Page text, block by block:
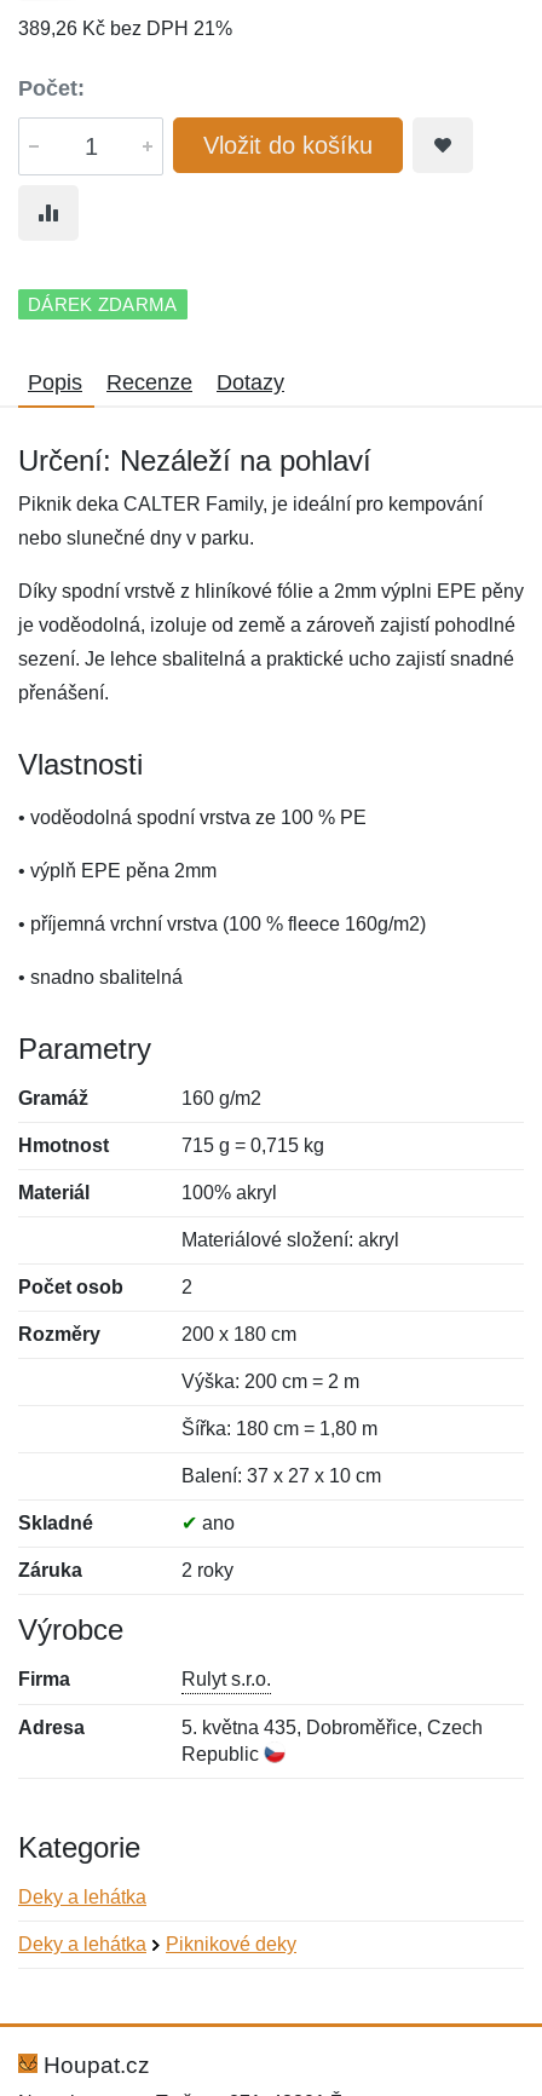
389,26 Kč bez DPH 21%
Počet:
Vložit do košíku
DÁREK ZDARMA
Popis Recenze Dotazy
Určení: Nezáleží na pohlaví
Piknik deka CALTER Family, je ideální pro kempování
nebo slunečné dny v parku.
Díky spodní vrstvě z hliníkové fólie a 2mm výplni EPE pěny
je voděodolná, izoluje od země a zároveň zajistí pohodlné
sezení. Je lehce sbalitelná a praktické ucho zajistí snadné
přenášení.
Vlastnosti
• voděodolná spodní vrstva ze 100 % PE
• výplň EPE pěna 2mm
• příjemná vrchní vrstva (100 % fleece 160g/m2)
• snadno sbalitelná
Parametry
Gramáž 160 g/m2
Hmotnost 715 g = 0,715 kg
Materiál 100% akryl
Materiálové složení: akryl
Počet osob 2
Rozměry 200 x 180 cm
Výška: 200 cm = 2 m
Šířka: 180 cm = 1,80 m
Balení: 37 x 27 x 10 cm
Skladné ✔ ano
Záruka 2 roky
Výrobce
Firma Rulyt s.r.o.
Adresa
5. května 435, Dobroměřice, Czech
Republic
Kategorie
Deky a lehátka
Deky a lehátka Piknikové deky
Hodnocení:
Jméno:
Houpat.cz